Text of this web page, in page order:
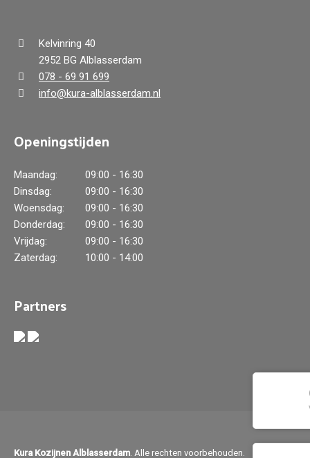
Kelvinring 40
2952 BG Alblasserdam
078 - 69 91 699
info@kura-alblasserdam.nl
Openingstijden
Maandag:
09:00 - 16:30
Dinsdag:
09:00 - 16:30
Woensdag:
09:00 - 16:30
Donderdag:
09:00 - 16:30
Vrijdag:
09:00 - 16:30
Zaterdag:
10:00 - 14:00
Partners
Kura Kozijnen Alblasserdam. Alle rechten voorbehouden.